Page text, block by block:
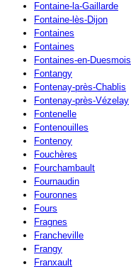
Fontaine-la-Gaillarde
Fontaine-lès-Dijon
Fontaines
Fontaines
Fontaines-en-Duesmois
Fontangy
Fontenay-près-Chablis
Fontenay-près-Vézelay
Fontenelle
Fontenouilles
Fontenoy
Fouchères
Fourchambault
Fournaudin
Fouronnes
Fours
Fragnes
Francheville
Frangy
Franxault